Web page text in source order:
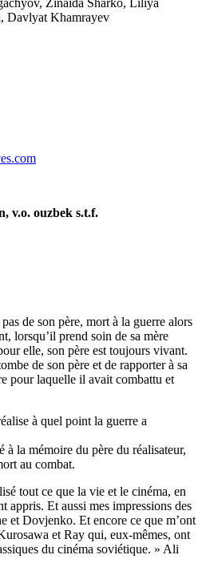
Davlyat Khamrayev
v.o. ouzbek s.t.f.
de son père, mort à la guerre alors
lorsqu’il prend soin de sa mère
elle, son père est toujours vivant.
de son père et de rapporter à sa
pour laquelle il avait combattu et
à quel point la guerre a
à la mémoire du père du réalisateur,
au combat.
tout ce que la vie et le cinéma, en
appris. Et aussi mes impressions des
et Dovjenko. Et encore ce que m’ont
et Ray qui, eux-mêmes, ont
du cinéma soviétique. » Ali